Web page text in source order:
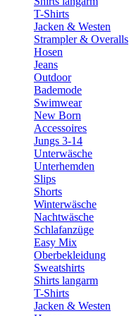
T-Shirts
Jacken & Westen
Strampler & Overalls
Hosen
Jeans
Outdoor
Bademode
Swimwear
New Born
Accessoires
Jungs 3-14
Unterwäsche
Unterhemden
Slips
Shorts
Winterwäsche
Nachtwäsche
Schlafanzüge
Easy Mix
Oberbekleidung
Sweatshirts
Shirts langarm
T-Shirts
Jacken & Westen